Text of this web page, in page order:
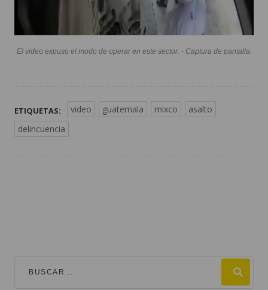
El video expuso el modo de operar en este sector. - Captura de pantalla.
ETIQUETAS: video guatemala mixco
asalto
delincuencia